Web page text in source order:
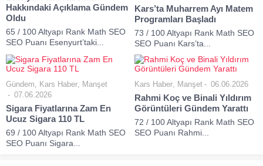
Hakkındaki Açıklama Gündem
Oldu
65 / 100 Altyapı Rank Math SEO
SEO Puanı Esenyurt’taki...
Kars’ta Muharrem Ayı Matem
Programları Başladı
73 / 100 Altyapı Rank Math SEO
SEO Puanı Kars’ta...
Gündem, Kars Haber, Manşet
07.06.2026
Sigara Fiyatlarına Zam En
Ucuz Sigara 110 TL
69 / 100 Altyapı Rank Math SEO
SEO Puanı Sigara...
Kars Haber, Manşet 06.06.2026
Rahmi Koç ve Binali Yıldırım
Görüntüleri Gündem Yarattı
72 / 100 Altyapı Rank Math SEO
SEO Puanı Rahmi...